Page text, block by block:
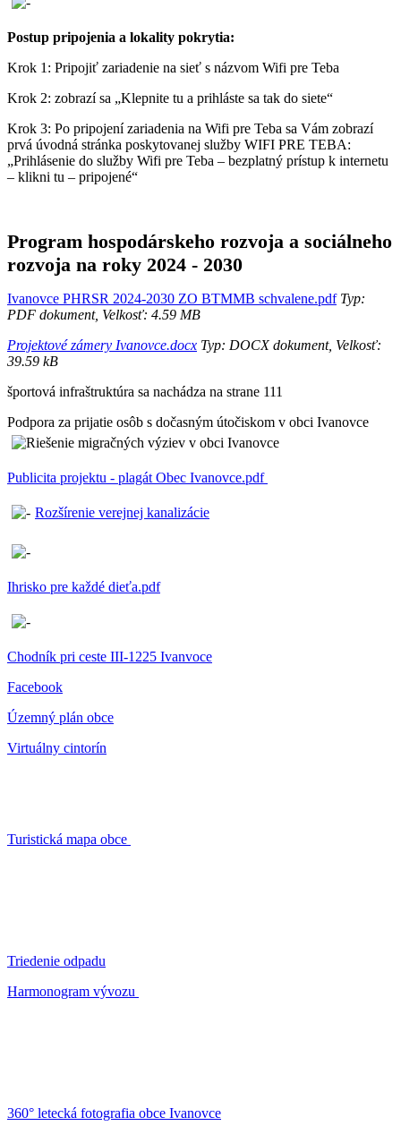
Postup pripojenia a lokality pokrytia:
Krok 1: Pripojiť zariadenie na sieť s názvom Wifi pre Teba
Krok 2: zobrazí sa „Klepnite tu a prihláste sa tak do siete“
Krok 3: Po pripojení zariadenia na Wifi pre Teba sa Vám zobrazí
prvá úvodná stránka poskytovanej služby WIFI PRE TEBA:
„Prihlásenie do služby Wifi pre Teba – bezplatný prístup k internetu
– klikni tu – pripojené“
Program hospodárskeho rozvoja a sociálneho
rozvoja na roky 2024 - 2030
Ivanovce PHRSR 2024-2030 ZO BTMMB schvalene.pdfTyp:
PDF dokument, Velkosť: 4.59 MB
Projektové zámery Ivanovce.docx Typ: DOCX dokument, Velkosť:
39.59 kB
športová infraštruktúra sa nachádza na strane 111
Podpora za prijatie osôb s dočasným útočiskom v obci Ivanovce
Publicita projektu - plagát Obec Ivanovce.pdf
Rozšírenie verejnej kanalizácie
Ihrisko pre každé dieťa.pdf
Chodník pri ceste III-1225 Ivanvoce
Facebook
Územný plán obce
Virtuálny cintorín
Turistická mapa obce
Triedenie odpadu
Harmonogram vývozu
360° letecká fotografia obce Ivanovce